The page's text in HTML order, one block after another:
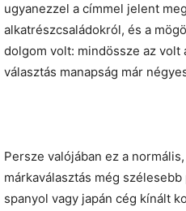
ugyanezzel a címmel jelent
alkatrészcsaládokról, és a
dolgom volt: mindössze az volt
választás manapság már
Persze valójában ez a
márkaválasztás még
spanyol vagy japán cég kínált